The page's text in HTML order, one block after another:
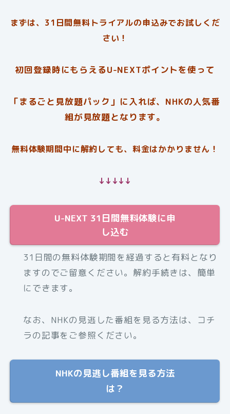
まずは、31日間無料トライアルの申込みでお試しくだ
さい！
初回登録時にもらえるU-NEXTポイントを使って
「まるごと見放題パック」に入れば、NHKの人気番
組が見放題となります。
無料体験期間中に解約しても、料金はかかりません！
↓↓↓↓↓
U-NEXT 31日間無料体験に申
し込む
31日間の無料体験期間を経過すると有料となり
ますのでご留意ください。解約手続きは、簡単
にできます。
なお、NHKの見逃した番組を見る方法は、コチ
ラの記事をご参照ください。
NHKの見逃し番組を見る方法
は？